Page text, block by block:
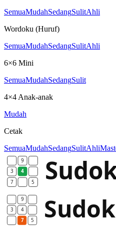
SemuaMudahSedangSulitAhli
Wordoku (Huruf)
SemuaMudahSedangSulitAhli
6×6 Mini
SemuaMudahSedangSulit
4×4 Anak-anak
Mudah
Cetak
SemuaMudahSedangSulitAhli